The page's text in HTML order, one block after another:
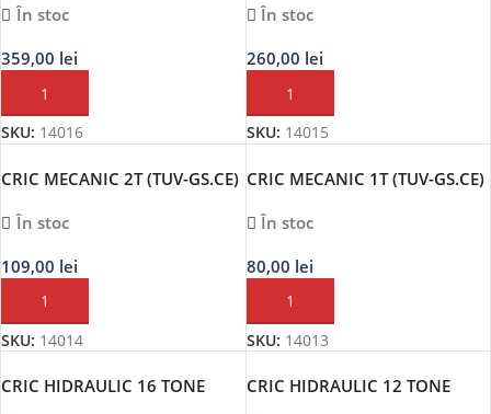
În stoc
359,00 lei
ADAUGĂ ÎN COȘ
SKU: 14016
În stoc
260,00 lei
ADAUGĂ ÎN COȘ
SKU: 14015
CRIC MECANIC 2T (TUV-GS.CE)
În stoc
109,00 lei
ADAUGĂ ÎN COȘ
SKU: 14014
CRIC MECANIC 1T (TUV-GS.CE)
În stoc
80,00 lei
ADAUGĂ ÎN COȘ
SKU: 14013
CRIC HIDRAULIC 16 TONE
CRIC HIDRAULIC 12 TONE